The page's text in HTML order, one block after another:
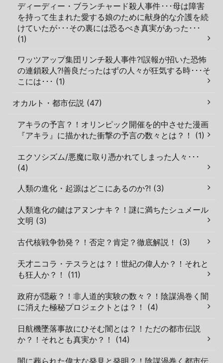
ディーディー・ブランチャード殺人事件･･･母は障害
を持って生まれた愛する娘のために献身的な介護を続
けていたが･･･その裏には恐るべき真実があった･･･
(1)
ワッツアップ集団リンチ殺人事件?!誤報が招いた恐怖
の連鎖殺人?!善良だったはずの人々が狂気する時･･･そ
こには･･･ (1)
オカルト・都市伝説 (47)
アキラの予言？！オリンピック開催を的中させた漫画
『アキラ』に描かれた衝撃の予言の数々とは？！ (1)
エクソシズム/悪魔に取り憑かれてしまった人々･･･
(4)
人類の進化・起源はどこにあるのか?! (3)
人類進化の鍵はアヌンナキ？！謎に満ちたシュメール
文明 (3)
古代核戦争勃発？！否定？肯定？徹底解説！ (3)
天才ニコラ・テスラとは？！世紀の偉人か？！それと
も狂人か？！ (11)
政府が隠蔽？！非人道的実験の数々？！陰謀渦巻く闇
に消えた極秘プロジェクトとは？！ (4)
日航機墜落事故にひそむ闇とは？！ただの都市伝説
か？！それとも真実か？！ (14)
闇に葬られた偉大な発見と発明？！陰謀渦巻く都市伝